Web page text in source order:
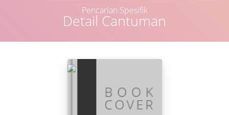
Detail Cantuman
Pencarian Spesifik